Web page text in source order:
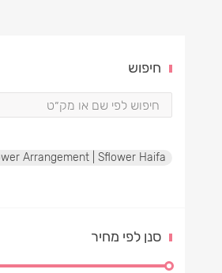
חיפוש
Arrangement | Sflower Haifa
סנן לפי מחיר